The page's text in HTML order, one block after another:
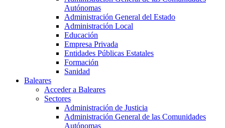
Autónomas
Administración General del Estado
Administración Local
Educación
Empresa Privada
Entidades Públicas Estatales
Formación
Sanidad
Baleares
Acceder a Baleares
Sectores
Administración de Justicia
Administración General de las Comunidades
Autónomas